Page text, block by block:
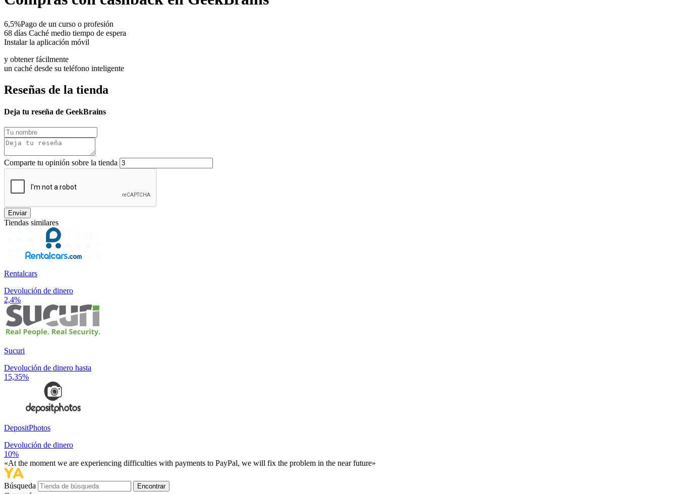
6,5%Pago de un curso o profesión
68 días Caché medio tiempo de espera
Instalar la aplicación móvil
y obtener fácilmente
un caché desde su teléfono inteligente
Reseñas de la tienda
Deja tu reseña de GeekBrains
Comparte tu opinión sobre la tienda
Enviar
Tiendas similares
Rentalcars
Devolución de dinero
2,4%
Sucuri
Devolución de dinero hasta
15,35%
DepositPhotos
Devolución de dinero
10%
«At the moment we are experiencing difficulties with payments to PayPal, we will fix the problem in the near future»
Búsqueda Encontrar